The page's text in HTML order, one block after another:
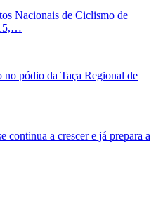
Nacionais de Ciclismo de
no pódio da Taça Regional de
continua a crescer e já prepara a